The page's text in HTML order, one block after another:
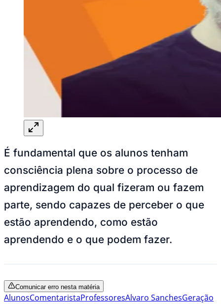
É fundamental que os alunos tenham
consciência plena sobre o processo de
aprendizagem do qual fizeram ou fazem
parte, sendo capazes de perceber o que
estão aprendendo, como estão
aprendendo e o que podem fazer.
Comunicar erro nesta matéria
AlunosComentaristaProfessoresAlvaro SanchesGeração